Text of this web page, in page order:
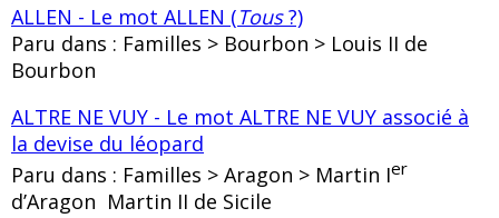
ALLEN - Le mot ALLEN (Tous?)
Paru dans : Familles > Bourbon > Louis II de
Bourbon
ALTRE NE VUY - Le mot ALTRE NE VUY associé à
la devise du léopard
Paru dans : Familles > Aragon > Martin Ier
d’Aragon Martin II de Sicile